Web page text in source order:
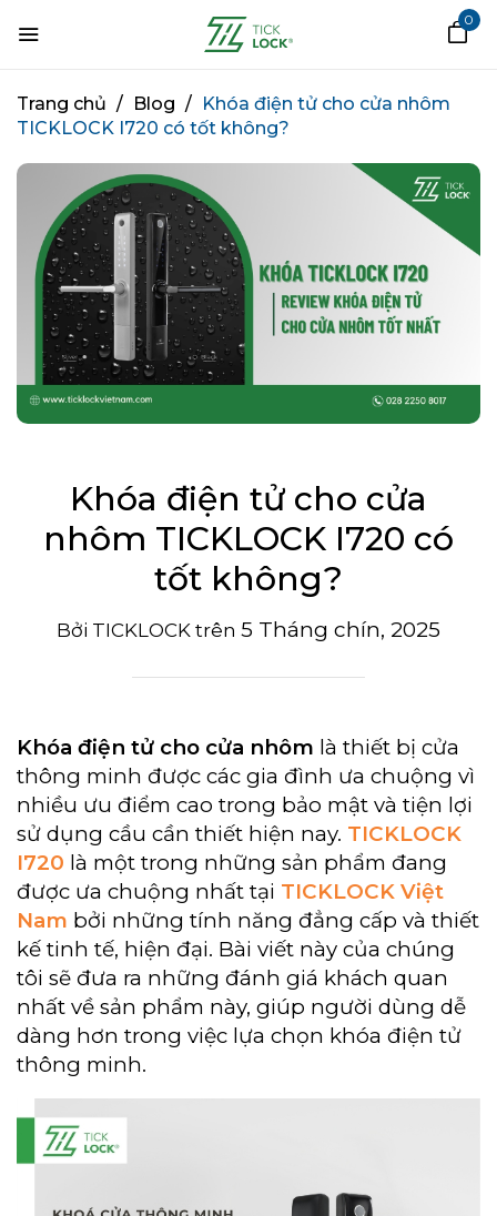
0
Trang chủ / Blog / Khóa điện tử cho cửa nhôm
TICKLOCK I720 có tốt không?
Khóa điện tử cho cửa
nhôm TICKLOCK I720 có
tốt không?
Bởi TICKLOCK trên 5 Tháng chín, 2025
Khóa điện tử cho cửa nhôm là thiết bị cửa
thông minh được các gia đình ưa chuộng vì
nhiều ưu điểm cao trong bảo mật và tiện lợi
sử dụng cầu cần thiết hiện nay. TICKLOCK
I720 là một trong những sản phẩm đang
được ưa chuộng nhất tại TICKLOCK Việt
Nam bởi những tính năng đẳng cấp và thiết
kế tinh tế, hiện đại. Bài viết này của chúng
tôi sẽ đưa ra những đánh giá khách quan
nhất về sản phẩm này, giúp người dùng dễ
dàng hơn trong việc lựa chọn khóa điện tử
thông minh.